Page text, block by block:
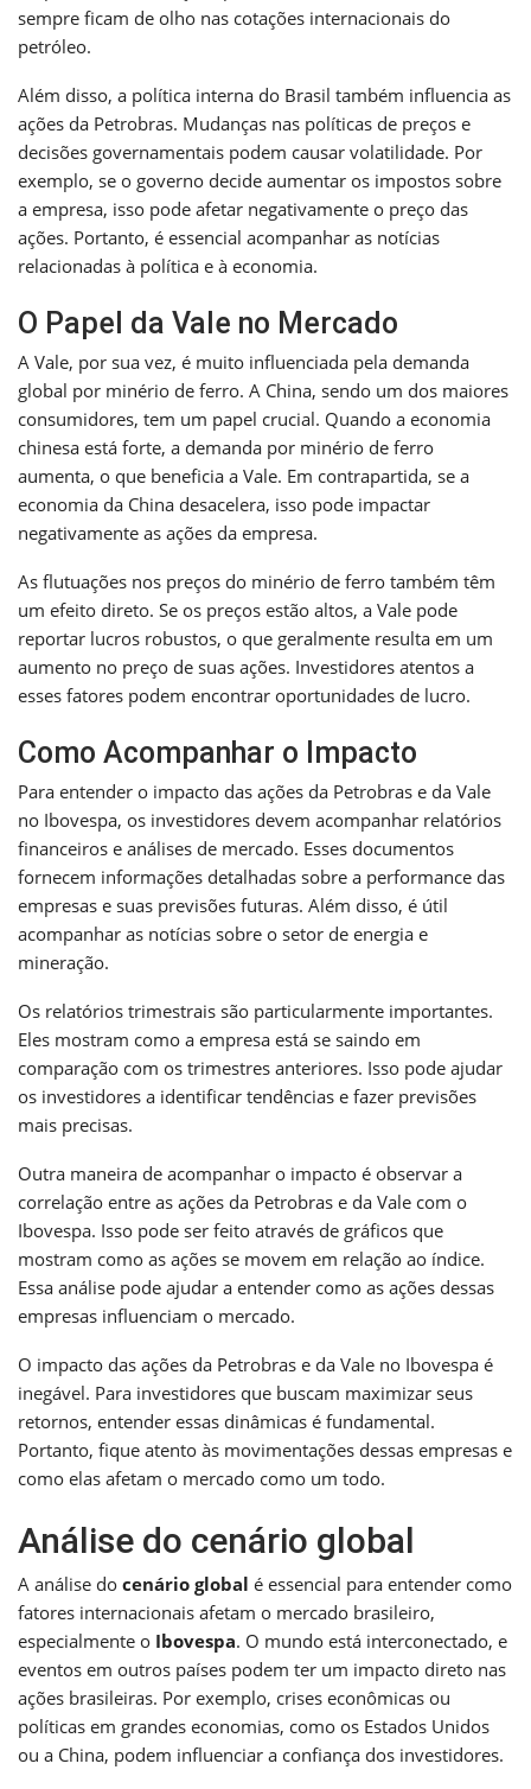
sempre ficam de olho nas cotações internacionais do
petróleo.
Além disso, a política interna do Brasil também influencia as
ações da Petrobras. Mudanças nas políticas de preços e
decisões governamentais podem causar volatilidade. Por
exemplo, se o governo decide aumentar os impostos sobre
a empresa, isso pode afetar negativamente o preço das
ações. Portanto, é essencial acompanhar as notícias
relacionadas à política e à economia.
O Papel da Vale no Mercado
A Vale, por sua vez, é muito influenciada pela demanda
global por minério de ferro. A China, sendo um dos maiores
consumidores, tem um papel crucial. Quando a economia
chinesa está forte, a demanda por minério de ferro
aumenta, o que beneficia a Vale. Em contrapartida, se a
economia da China desacelera, isso pode impactar
negativamente as ações da empresa.
As flutuações nos preços do minério de ferro também têm
um efeito direto. Se os preços estão altos, a Vale pode
reportar lucros robustos, o que geralmente resulta em um
aumento no preço de suas ações. Investidores atentos a
esses fatores podem encontrar oportunidades de lucro.
Como Acompanhar o Impacto
Para entender o impacto das ações da Petrobras e da Vale
no Ibovespa, os investidores devem acompanhar relatórios
financeiros e análises de mercado. Esses documentos
fornecem informações detalhadas sobre a performance das
empresas e suas previsões futuras. Além disso, é útil
acompanhar as notícias sobre o setor de energia e
mineração.
Os relatórios trimestrais são particularmente importantes.
Eles mostram como a empresa está se saindo em
comparação com os trimestres anteriores. Isso pode ajudar
os investidores a identificar tendências e fazer previsões
mais precisas.
Outra maneira de acompanhar o impacto é observar a
correlação entre as ações da Petrobras e da Vale com o
Ibovespa. Isso pode ser feito através de gráficos que
mostram como as ações se movem em relação ao índice.
Essa análise pode ajudar a entender como as ações dessas
empresas influenciam o mercado.
O impacto das ações da Petrobras e da Vale no Ibovespa é
inegável. Para investidores que buscam maximizar seus
retornos, entender essas dinâmicas é fundamental.
Portanto, fique atento às movimentações dessas empresas e
como elas afetam o mercado como um todo.
Análise do cenário global
A análise do cenário global é essencial para entender como
fatores internacionais afetam o mercado brasileiro,
especialmente o Ibovespa. O mundo está interconectado, e
eventos em outros países podem ter um impacto direto nas
ações brasileiras. Por exemplo, crises econômicas ou
políticas em grandes economias, como os Estados Unidos
ou a China, podem influenciar a confiança dos investidores.